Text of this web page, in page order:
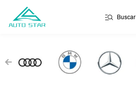
Buscar